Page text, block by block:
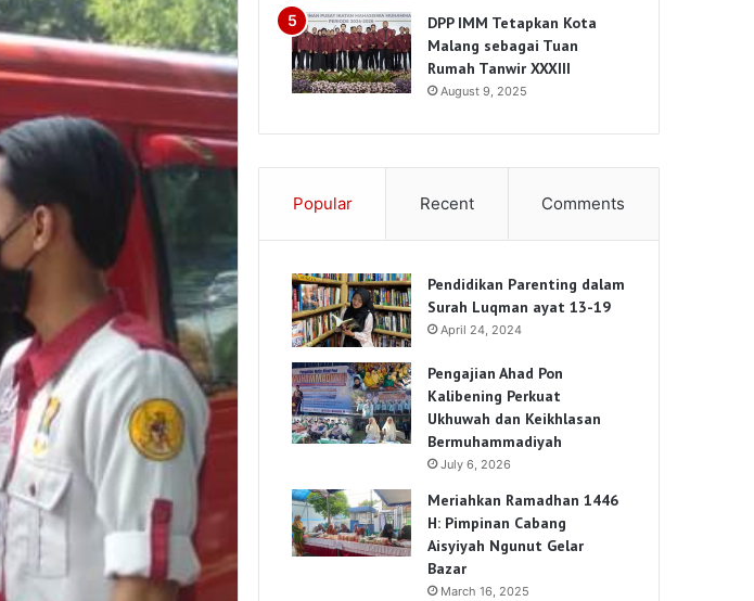
DPP IMM Tetapkan Kota
Malang sebagai Tuan
Rumah Tanwir XXXIII
August 9, 2025
Popular Recent Comments
Pendidikan Parenting dalam
Surah Luqman ayat 13-19
April 24, 2024
Pengajian Ahad Pon
Kalibening Perkuat
Ukhuwah dan Keikhlasan
Bermuhammadiyah
July 6, 2026
Meriahkan Ramadhan 1446
H: Pimpinan Cabang
Aisyiyah Ngunut Gelar
Bazar
March 16, 2025